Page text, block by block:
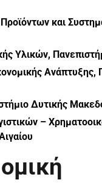
και
Υλικών,
Ανάπτυξης,
Δυτικής
–